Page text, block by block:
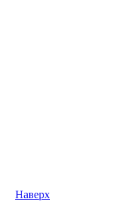
Наверх